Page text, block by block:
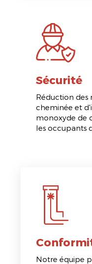
Sécurité
Réduction des
cheminée et
monoxyde de
les occupants
Notre équipe